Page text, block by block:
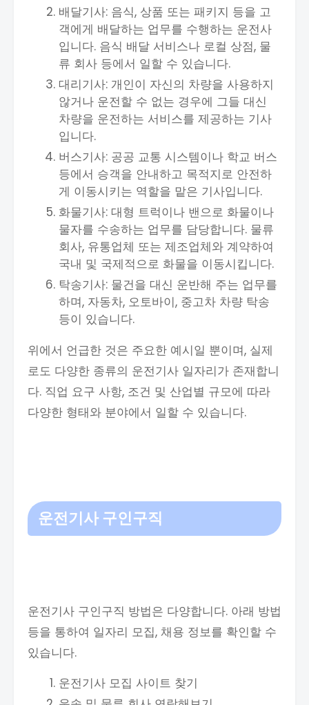
배달기사: 음식, 상품 또는 패키지 등을 고
객에게 배달하는 업무를 수행하는 운전사
입니다. 음식 배달 서비스나 로컬 상점, 물
류 회사 등에서 일할 수 있습니다.
대리기사: 개인이 자신의 차량을 사용하지
않거나 운전할 수 없는 경우에 그들 대신
차량을 운전하는 서비스를 제공하는 기사
입니다.
버스기사: 공공 교통 시스템이나 학교 버스
등에서 승객을 안내하고 목적지로 안전하
게 이동시키는 역할을 맡은 기사입니다.
화물기사: 대형 트럭이나 밴으로 화물이나
물자를 수송하는 업무를 담당합니다. 물류
회사, 유통업체 또는 제조업체와 계약하여
국내 및 국제적으로 화물을 이동시킵니다.
탁송기사: 물건을 대신 운반해 주는 업무를
하며, 자동차, 오토바이, 중고차 차량 탁송
등이 있습니다.
위에서 언급한 것은 주요한 예시일 뿐이며, 실제
로도 다양한 종류의 운전기사 일자리가 존재합니
다. 직업 요구 사항, 조건 및 산업별 규모에 따라
다양한 형태와 분야에서 일할 수 있습니다.
운전기사 구인구직
운전기사 구인구직 방법은 다양합니다. 아래 방법
등을 통하여 일자리 모집, 채용 정보를 확인할 수
있습니다.
운전기사 모집 사이트 찾기